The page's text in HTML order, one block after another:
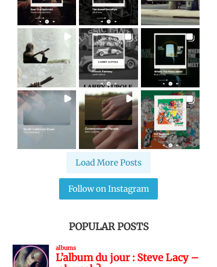
Load More Posts
Follow on Instagram
POPULAR POSTS